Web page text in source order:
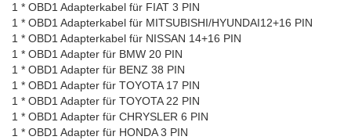
1 * OBD1 Adapterkabel für FIAT 3 PIN
1 * OBD1 Adapterkabel für MITSUBISHI/HYUNDAI12+16 PIN
1 * OBD1 Adapterkabel für NISSAN 14+16 PIN
1 * OBD1 Adapter für BMW 20 PIN
1 * OBD1 Adapter für BENZ 38 PIN
1 * OBD1 Adapter für TOYOTA 17 PIN
1 * OBD1 Adapter für TOYOTA 22 PIN
1 * OBD1 Adapter für CHRYSLER 6 PIN
1 * OBD1 Adapter für HONDA 3 PIN